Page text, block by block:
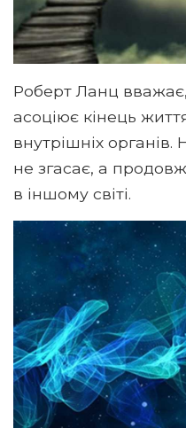
Роберт Ланц
асоціює кінець
внутрішніх органів.
не згасає, а
в іншому світі.